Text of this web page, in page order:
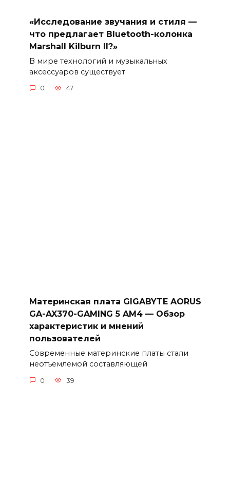
«Исследование звучания и стиля —
что предлагает Bluetooth-колонка
Marshall Kilburn II?»
В мире технологий и музыкальных
аксессуаров существует
0 47
Материнская плата GIGABYTE AORUS
GA-AX370-GAMING 5 AM4 — Обзор
характеристик и мнений
пользователей
Современные материнские платы стали
неотъемлемой составляющей
0 39